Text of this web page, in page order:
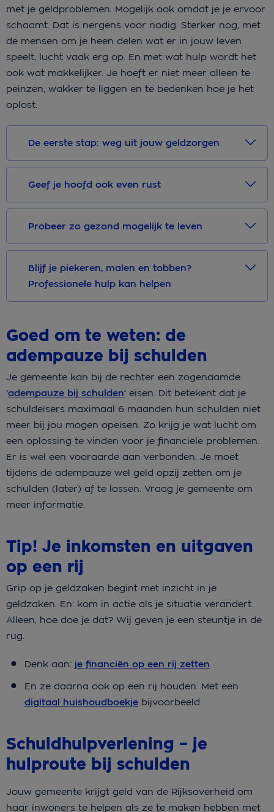
met je geldproblemen. Mogelijk ook omdat je je ervoor
schaamt. Dat is nergens voor nodig. Sterker nog, met
de mensen om je heen delen wat er in jouw leven
speelt, lucht vaak erg op. En met wat hulp wordt het
ook wat makkelijker. Je hoeft er niet meer alleen te
peinzen, wakker te liggen en te bedenken hoe je het
oplost.
De eerste stap: weg uit jouw geldzorgen
Geef je hoofd ook even rust
Probeer zo gezond mogelijk te leven
Blijf je piekeren, malen en tobben?
Professionele hulp kan helpen
Goed om te weten: de
adempauze bij schulden
Je gemeente kan bij de rechter een zogenaamde
‘adempauze bij schulden’ eisen. Dit betekent dat je
schuldeisers maximaal 6 maanden hun schulden niet
meer bij jou mogen opeisen. Zo krijg je wat lucht om
een oplossing te vinden voor je financiële problemen.
Er is wel een vooraarde aan verbonden. Je moet
tijdens de adempauze wel geld opzij zetten om je
schulden (later) af te lossen. Vraag je gemeente om
meer informatie.
Tip! Je inkomsten en uitgaven
op een rij
Grip op je geldzaken begint met inzicht in je
geldzaken. En: kom in actie als je situatie verandert.
Alleen, hoe doe je dat? Wij geven je een steuntje in de
rug.
Denk aan: je financiën op een rij zetten
En ze daarna ook op een rij houden. Met een
digitaal huishoudboekje bijvoorbeeld
Schuldhulpverlening – je
hulproute bij schulden
Jouw gemeente krijgt geld van de Rijksoverheid om
haar inwoners te helpen als ze te maken hebben met